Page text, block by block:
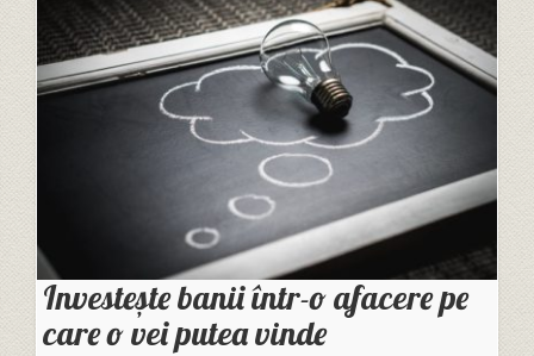
Investește banii într-o afacere pe
care o vei putea vinde